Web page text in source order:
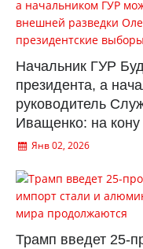
Начальник ГУР
президента, а
руководитель
Иващенко: на
Янв 02, 2026
Трамп введет 25-